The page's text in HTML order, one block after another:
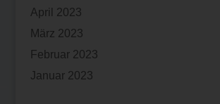
April 2023
März 2023
Februar 2023
Januar 2023